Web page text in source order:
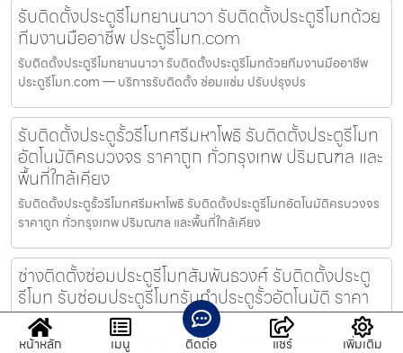
รับติดตั้งประตูรีโมทยานนาวา รับติดตั้งประตูรีโมทด้วย
ทีมงานมืออาชีพ ประตูรีโมท.com
รับติดตั้งประตูรีโมทยานนาวา รับติดตั้งประตูรีโมทด้วยทีมงานมืออาชีพ
ประตูรีโมท.com — บริการรับติดตั้ง ซ่อมแซ่ม ปรับปรุงปร
รับติดตั้งประตูรั้วรีโมทศรีมหาโพธิ รับติดตั้งประตูรีโมท
อัตโนมัติครบวงจร ราคาถูก ทั่วกรุงเทพ ปริมณฑล และ
พื้นที่ใกล้เคียง
รับติดตั้งประตูรั้วรีโมทศรีมหาโพธิ รับติดตั้งประตูรีโมทอัตโนมัติครบวงจร
ราคาถูก ทั่วกรุงเทพ ปริมณฑล และพื้นที่ใกล้เคียง
ช่างติดตั้งซ่อมประตูรีโมทสัมพันธวงศ์ รับติดตั้งประตู
รีโมท รับซ่อมประตูรีโมทรับทำประตูรั้วอัตโนมัติ ราคา
ถูก
ช่างติดตั้งซ่อมประตูรีโมทสัมพันธวงศ์ บริการติดตั้งประตูรั้วรีโมทอัตโนมัติ
หน้าหลัก เมนู ติดต่อ แชร์ เพิ่มเติม